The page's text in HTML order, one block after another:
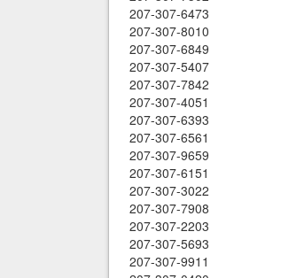
207-307-6473
207-307-8010
207-307-6849
207-307-5407
207-307-7842
207-307-4051
207-307-6393
207-307-6561
207-307-9659
207-307-6151
207-307-3022
207-307-7908
207-307-2203
207-307-5693
207-307-9911